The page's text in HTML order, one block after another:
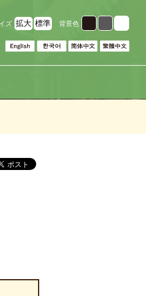
ズ 拡大 標準 背景色